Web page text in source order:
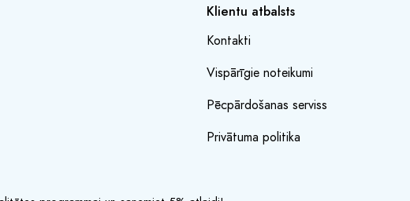
Klientu atbalsts
Kontakti
Vispārīgie noteikumi
Pēcpārdošanas serviss
Privātuma politika